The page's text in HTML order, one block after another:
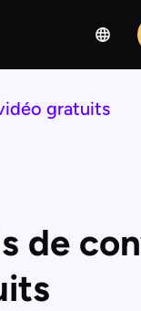
gratuits
de